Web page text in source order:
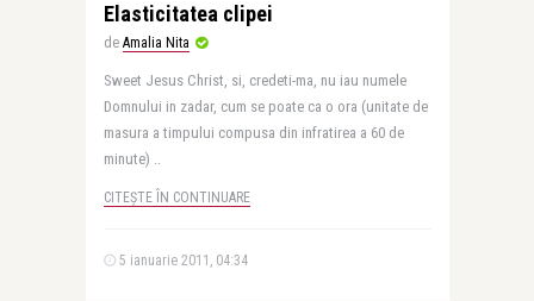
Elasticitatea clipei
de Amalia Nita
Sweet Jesus Christ, si, credeti-ma, nu iau numele
Domnului in zadar, cum se poate ca o ora (unitate de
masura a timpului compusa din infratirea a 60 de
minute) ..
CITEȘTE ÎN CONTINUARE
5 ianuarie 2011, 04:34